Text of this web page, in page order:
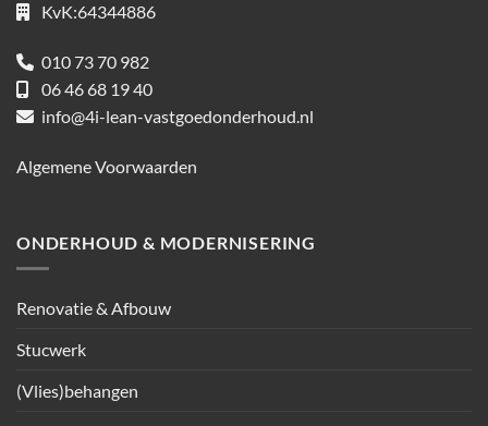
KvK:64344886
010 73 70 982
06 46 68 19 40
info@4i-lean-vastgoedonderhoud.nl
Algemene Voorwaarden
ONDERHOUD & MODERNISERING
Renovatie & Afbouw
Stucwerk
(Vlies)behangen